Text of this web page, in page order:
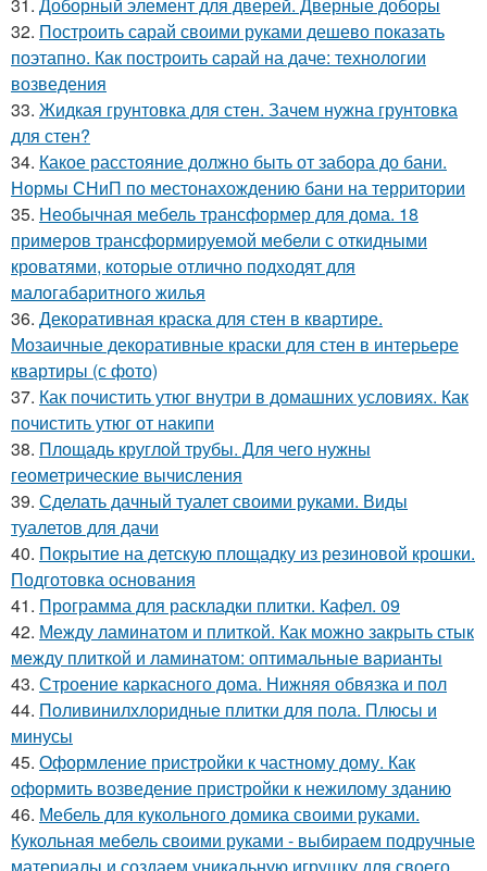
31. Доборный элемент для дверей. Дверные доборы
32. Построить сарай своими руками дешево показать
поэтапно. Как построить сарай на даче: технологии
возведения
33. Жидкая грунтовка для стен. Зачем нужна грунтовка
для стен?
34. Какое расстояние должно быть от забора до бани.
Нормы СНиП по местонахождению бани на территории
35. Необычная мебель трансформер для дома. 18
примеров трансформируемой мебели с откидными
кроватями, которые отлично подходят для
малогабаритного жилья
36. Декоративная краска для стен в квартире.
Мозаичные декоративные краски для стен в интерьере
квартиры (с фото)
37. Как почистить утюг внутри в домашних условиях. Как
почистить утюг от накипи
38. Площадь круглой трубы. Для чего нужны
геометрические вычисления
39. Сделать дачный туалет своими руками. Виды
туалетов для дачи
40. Покрытие на детскую площадку из резиновой крошки.
Подготовка основания
41. Программа для раскладки плитки. Кафел. 09
42. Между ламинатом и плиткой. Как можно закрыть стык
между плиткой и ламинатом: оптимальные варианты
43. Строение каркасного дома. Нижняя обвязка и пол
44. Поливинилхлоридные плитки для пола. Плюсы и
минусы
45. Оформление пристройки к частному дому. Как
оформить возведение пристройки к нежилому зданию
46. Мебель для кукольного домика своими руками.
Кукольная мебель своими руками - выбираем подручные